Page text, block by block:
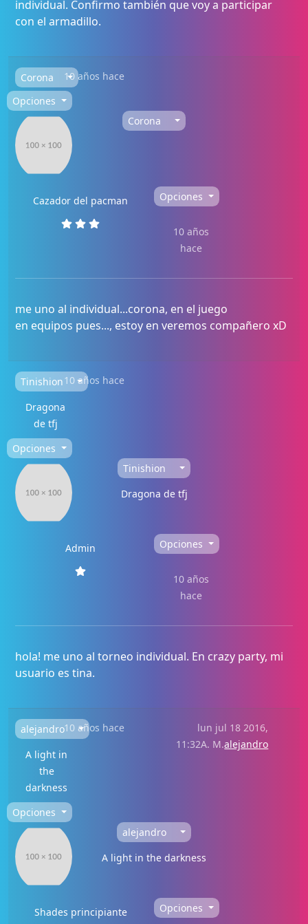
individual. Confirmo también que voy a participar
con el armadillo.
Corona
10 años hace
Opciones
Corona
Cazador del pacman Opciones
10 años
hace
me uno al individual...corona, en el juego
en equipos pues..., estoy en veremos compañero xD
Tinishion
Dragona
de tfj
10 años hace
Opciones
Tinishion
Dragona de tfj
Admin Opciones
10 años
hace
hola! me uno al torneo individual. En crazy party, mi
usuario es tina.
alejandro
A light in
the
darkness
10 años hace
lun jul 18 2016,
11:32A. M.alejandro
Opciones
alejandro
A light in the darkness
Shades principiante Opciones